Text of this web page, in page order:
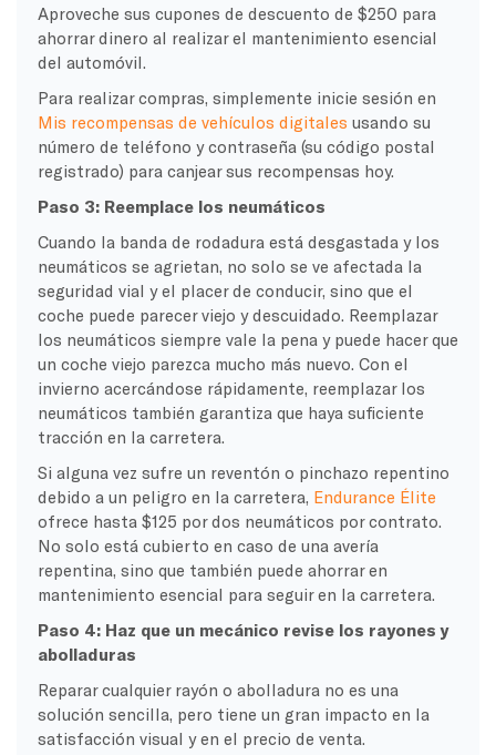
Aproveche sus cupones de descuento de $250 para
ahorrar dinero al realizar el mantenimiento esencial
del automóvil.
Para realizar compras, simplemente inicie sesión en
Mis recompensas de vehículos digitales usando su
número de teléfono y contraseña (su código postal
registrado) para canjear sus recompensas hoy.
Paso 3: Reemplace los neumáticos
Cuando la banda de rodadura está desgastada y los
neumáticos se agrietan, no solo se ve afectada la
seguridad vial y el placer de conducir, sino que el
coche puede parecer viejo y descuidado. Reemplazar
los neumáticos siempre vale la pena y puede hacer que
un coche viejo parezca mucho más nuevo. Con el
invierno acercándose rápidamente, reemplazar los
neumáticos también garantiza que haya suficiente
tracción en la carretera.
Si alguna vez sufre un reventón o pinchazo repentino
debido a un peligro en la carretera, Endurance Élite
ofrece hasta $125 por dos neumáticos por contrato.
No solo está cubierto en caso de una avería
repentina, sino que también puede ahorrar en
mantenimiento esencial para seguir en la carretera.
Paso 4: Haz que un mecánico revise los rayones y
abolladuras
Reparar cualquier rayón o abolladura no es una
solución sencilla, pero tiene un gran impacto en la
satisfacción visual y en el precio de venta.